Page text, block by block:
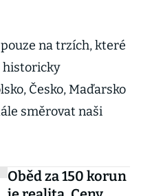
na trzích, které
historicky
Česko, Maďarsko
směrovat naši
Oběd za 150 korun